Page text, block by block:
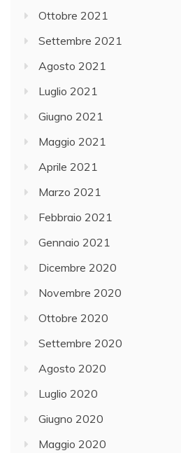
Ottobre 2021
Settembre 2021
Agosto 2021
Luglio 2021
Giugno 2021
Maggio 2021
Aprile 2021
Marzo 2021
Febbraio 2021
Gennaio 2021
Dicembre 2020
Novembre 2020
Ottobre 2020
Settembre 2020
Agosto 2020
Luglio 2020
Giugno 2020
Maggio 2020